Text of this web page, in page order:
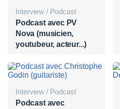
Interview / Podcast
Podcast avec PV
Nova (musicien,
youtubeur, acteur...)
Interview / Podcast
Podcast avec